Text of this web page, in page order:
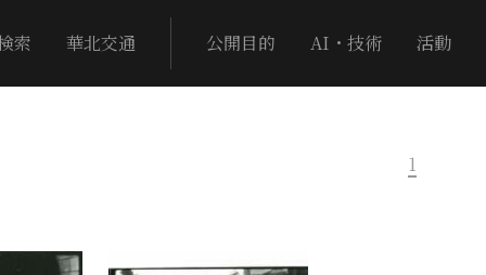
索 華北交通 公開目的 AI・技術 活動
1